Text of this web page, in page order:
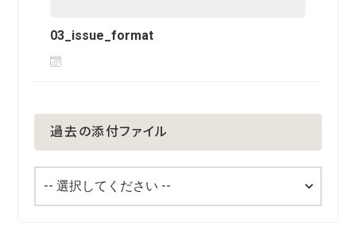
03_issue_format
過去の添付ファイル